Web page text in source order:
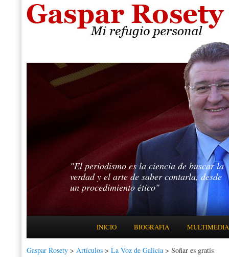
"El periodismo es la ciencia de buscar la
verdad y el arte de saber contarla, desde
un procedimiento ético"
IR AL CONTENIDO PRINCIPAL
IR AL CONTENIDO SECUNDARIO
INICIO BIOGRAFÍA MULTIMEDIA
Gaspar Rosety > Artículos > La Voz de Galicia > Soñar es gratis